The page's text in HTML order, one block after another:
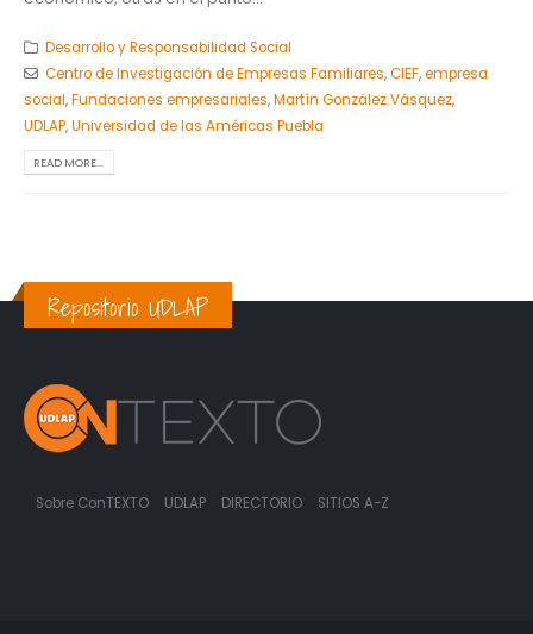
Desarrollo y Responsabilidad Social
Centro de Investigación de Empresas Familiares,CIEF,empresa
social,Fundaciones empresariales,Martín González Vásquez,
UDLAP,Universidad de las Américas Puebla
READ MORE...
Repositorio UDLAP
Sobre ConTEXTO UDLAP DIRECTORIO SITIOS A-Z